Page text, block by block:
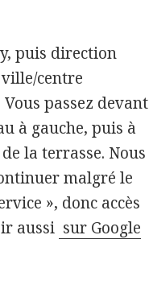
puis direction
centre
passez devant
à gauche, puis à
la terrasse. Nous
malgré le
», donc accès
aussi sur Google